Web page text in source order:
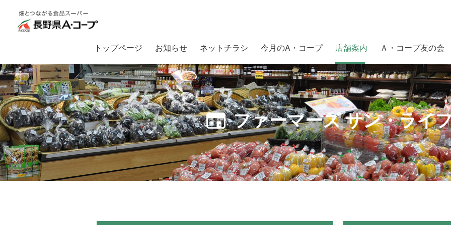
トップページ お知らせ ネットチラシ 今月のA・コープ 店舗案内 Ａ・コープ友の会
ファーマーズ サン・ライフ店
ファーマーズ サン・ライ